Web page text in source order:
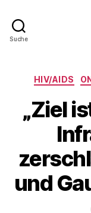
Suche
HIV/AIDS
„Ziel
und